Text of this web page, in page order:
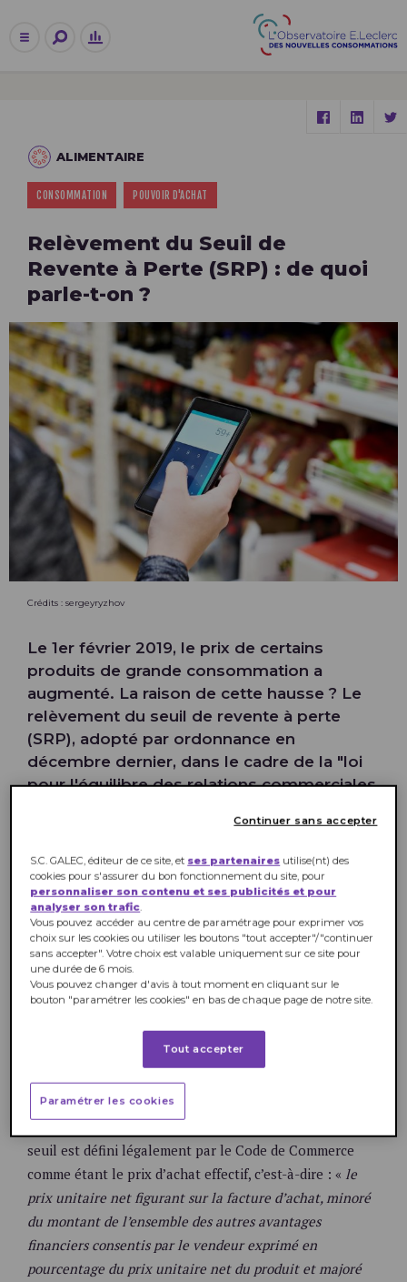
ALIMENTAIRE
CONSOMMATION POUVOIR D'ACHAT
Relèvement du Seuil de
Revente à Perte (SRP) : de quoi
parle-t-on ?
Crédits : sergeyryzhov
Le 1er février 2019, le prix de certains
produits de grande consommation a
augmenté. La raison de cette hausse ? Le
relèvement du seuil de revente à perte
(SRP), adopté par ordonnance en
décembre dernier, dans le cadre de la "loi
pour l'équilibre des relations commerciales
saine et durable". Lorsque cette dernière
n’en était qu’au stade de projet, le
mouvement E.Leclerc a commandé une
étude afin d’en déterminer les effets sur
les producteurs, les industriels, les
consommateurs et les distributeurs. En
voici quelques extraits.
Le seuil de revente à perte :
de quoi s’agit-il ?
Le seuil de revente à perte, ou SRP, est la limite de prix
en dessous de laquelle un distributeur ne peut revendre
seuil est défini légalement par le Code de Commerce
comme étant le prix d’achat effectif, c’est-à-dire : « le
prix unitaire net figurant sur la facture d’achat, minoré
du montant de l’ensemble des autres avantages
financiers consentis par le vendeur exprimé en
pourcentage du prix unitaire net du produit et majoré
Continuer sans accepter
S.C. GALEC, éditeur de ce site, et ses partenaires utilise(nt) des
cookies pour s'assurer du bon fonctionnement du site, pour
personnaliser son contenu et ses publicités et pour
analyser son trafic
Vous pouvez accéder au centre de paramétrage pour exprimer vos
choix sur les cookies ou utiliser les boutons "tout accepter"/"continuer
sans accepter". Votre choix est valable uniquement sur ce site pour
une durée de 6 mois.
Vous pouvez changer d'avis à tout moment en cliquant sur le
bouton "paramétrer les cookies" en bas de chaque page de notre site.
Tout accepter
Paramétrer les cookies